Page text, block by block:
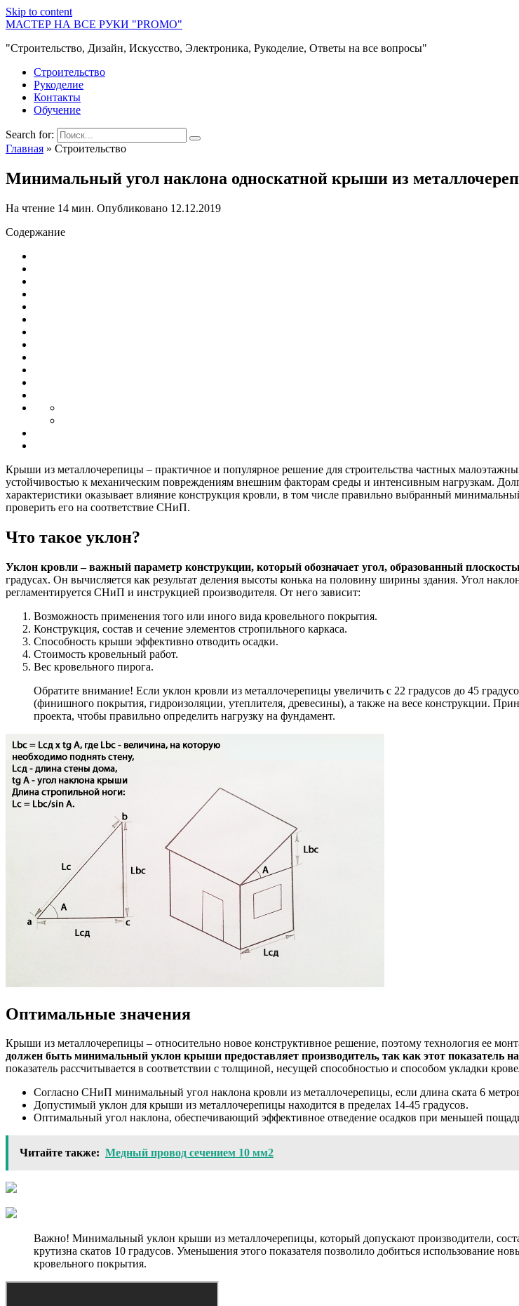
Skip to content
МАСТЕР НА ВСЕ РУКИ "PROMO"
"Строительство, Дизайн, Искусство, Электроника, Рукоделие, Ответы на все вопросы"
Строительство
Рукоделие
Контакты
Обучение
Search for:
Главная » Строительство
Минимальный угол наклона односкатной крыши из
На чтение 14 мин. Опубликовано 12.12.2019
Содержание
Крыши из металлочерепицы – практичное и популярное решение для строительства частных
устойчивостью к механическим повреждениям внешним факторам среды и интенсивным нагрузкам.
характеристики оказывает влияние конструкция кровли, в том числе правильно выбранный
проверить его на соответствие СНиП.
Что такое уклон?
Уклон кровли – важный параметр конструкции, который обозначает угол, образованный
градусах. Он вычисляется как результат деления высоты конька на половину ширины здания. Угол
регламентируется СНиП и инструкцией производителя. От него зависит:
Возможность применения того или иного вида кровельного покрытия.
Конструкция, состав и сечение элементов стропильного каркаса.
Способность крыши эффективно отводить осадки.
Стоимость кровельный работ.
Вес кровельного пирога.
Обратите внимание! Если уклон кровли из металлочерепицы увеличить с 22 градусов до 45
(финишного покрытия, гидроизоляции, утеплителя, древесины), а также на весе конструкции.
проекта, чтобы правильно определить нагрузку на фундамент.
Оптимальные значения
Крыши из металлочерепицы – относительно новое конструктивное решение, поэтому технология ее
должен быть минимальный уклон крыши предоставляет производитель, так как этот показатель
показатель рассчитывается в соответствии с толщиной, несущей способностью и способом укладки
Согласно СНиП минимальный угол наклона кровли из металлочерепицы, если длина ската 6
Допустимый уклон для крыши из металлочерепицы находится в пределах 14-45 градусов.
Оптимальный угол наклона, обеспечивающий эффективное отведение осадков при меньшей
Читайте также: Медный провод сечением 10 мм2
Важно! Минимальный уклон крыши из металлочерепицы, который допускают производители,
крутизна скатов 10 градусов. Уменьшения этого показателя позволило добиться использование
кровельного покрытия.